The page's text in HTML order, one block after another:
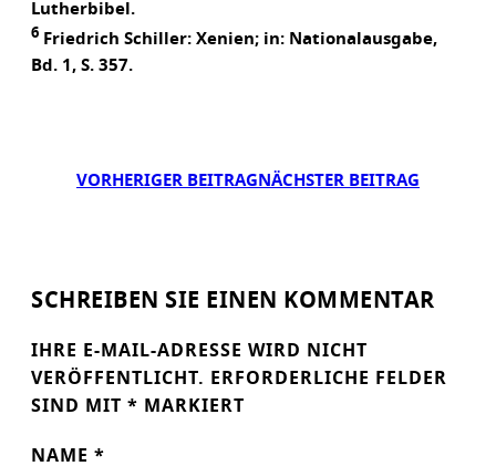
Lutherbibel.
6 Friedrich Schiller: Xenien; in: Nationalausgabe,
Bd. 1, S. 357.
VORHERIGER BEITRAG NÄCHSTER BEITRAG
SCHREIBEN SIE EINEN KOMMENTAR
IHRE E-MAIL-ADRESSE WIRD NICHT
VERÖFFENTLICHT.
ERFORDERLICHE FELDER
SIND MIT * MARKIERT
NAME *